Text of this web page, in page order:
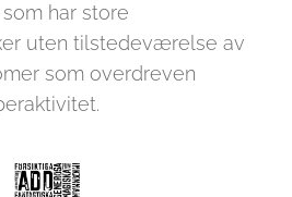
har store
uten tilstedeværelse av
som overdreven